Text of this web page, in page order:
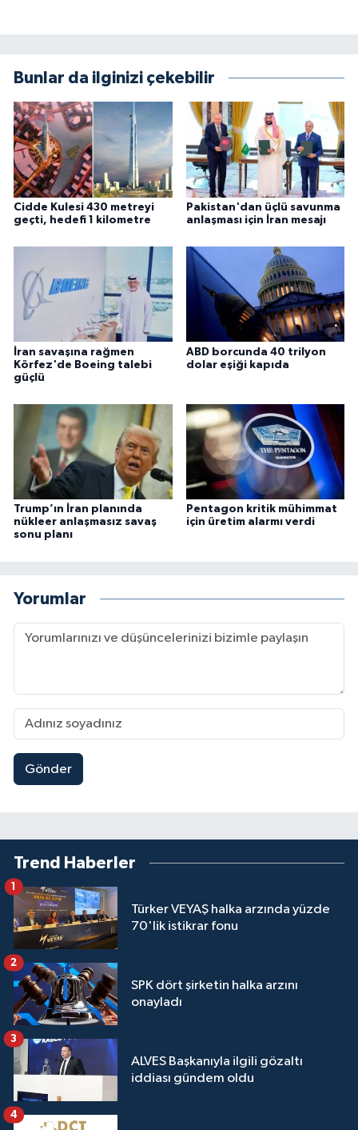
Bunlar da ilginizi çekebilir
Cidde Kulesi 430 metreyi
geçti, hedefi 1 kilometre
Pakistan'dan üçlü savunma
anlaşması için İran mesajı
İran savaşına rağmen
Körfez'de Boeing talebi
güçlü
ABD borcunda 40 trilyon
dolar eşiği kapıda
Trump’ın İran planında
nükleer anlaşmasız savaş
sonu planı
Pentagon kritik mühimmat
için üretim alarmı verdi
Yorumlar
Gönder
Trend Haberler
Türker VEYAŞ halka arzında yüzde
70'lik istikrar fonu
1
SPK dört şirketin halka arzını
onayladı
2
ALVES Başkanıyla ilgili gözaltı
iddiası gündem oldu
3
4